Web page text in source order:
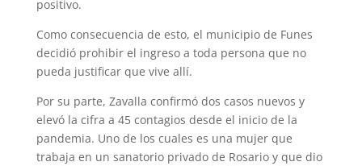
positivo.
Como consecuencia de esto, el municipio de Funes
decidió prohibir el ingreso a toda persona que no
pueda justificar que vive allí.
Por su parte, Zavalla confirmó dos casos nuevos y
elevó la cifra a 45 contagios desde el inicio de la
pandemia. Uno de los cuales es una mujer que
trabaja en un sanatorio privado de Rosario y que dio